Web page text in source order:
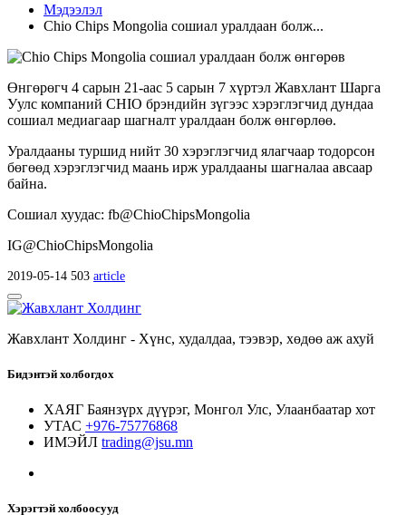
Мэдээлэл
Chio Chips Mongolia сошиал уралдаан болж...
Өнгөрөгч 4 сарын 21-аас 5 сарын 7 хүртэл Жавхлант Шарга
Уулс компаний CHIO брэндийн зүгээс хэрэглэгчид дундаа
сошиал медиагаар шагналт уралдаан болж өнгөрлөө.
Уралдааны туршид нийт 30 хэрэглэгчид ялагчаар тодорсон
бөгөөд хэрэглэгчид маань ирж уралдааны шагналаа авсаар
байна.
Сошиал хуудас: fb@ChioChipsMongolia
IG@ChioChipsMongolia
2019-05-14 503 article
Жавхлант Холдинг - Хүнс, худалдаа, тээвэр, хөдөө аж ахуй
Бидэнтэй холбогдох
ХАЯГ Баянзүрх дүүрэг, Монгол Улс, Улаанбаатар хот
УТАС +976-75776868
ИМЭЙЛ trading@jsu.mn
Хэрэгтэй холбоосууд